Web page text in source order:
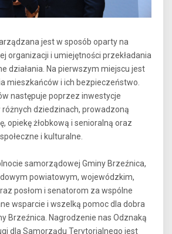
jest w sposób oparty na
organizacji i umiejętności przekładania
działania. Na pierwszym miejscu jest
mieszkańców i ich bezpieczeństwo.
następuje poprzez inwestycje
dziedzinach, prowadzoną
opiekę żłobkową i senioralną oraz
i kulturalne.
samorządowej Gminy Brzeźnica,
powiatowym, wojewódzkim,
posłom i senatorom za wspólne
wsparcie i wszelką pomoc dla dobra
Brzeźnica. Nagrodzenie nas Odznaką
dla Samorządu Terytorialnego jest